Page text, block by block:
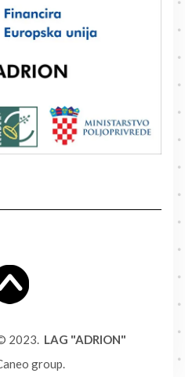
2023. LAG "ADRION"
group.